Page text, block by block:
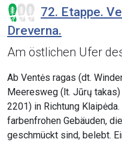
72. Etappe.
Dreverna.
Am östlichen Ufer
Ab Ventės ragas (dt.
Meeresweg (lt. Jūrų
2201) in Richtung
farbenfrohen Gebäuden,
geschmückt sind, belebt.